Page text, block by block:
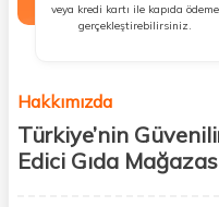
veya kredi kartı ile kapıda ödeme
gerçekleştirebilirsiniz.
Hakkımızda
Türkiye’nin
Edici Gıda